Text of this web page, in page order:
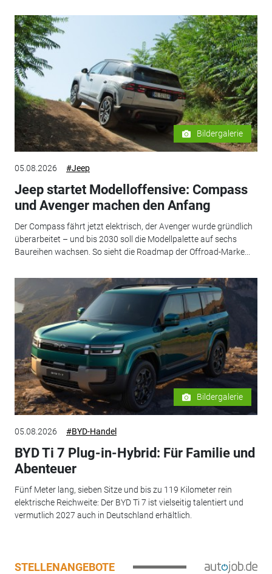
Bildergalerie
05.08.2026 #Jeep
Jeep startet Modelloffensive: Compass
und Avenger machen den Anfang
Der Compass fährt jetzt elektrisch, der Avenger wurde gründlich
überarbeitet – und bis 2030 soll die Modellpalette auf sechs
Baureihen wachsen. So sieht die Roadmap der Offroad-Marke...
Bildergalerie
05.08.2026 #BYD-Handel
BYD Ti 7 Plug-in-Hybrid: Für Familie und
Abenteuer
Fünf Meter lang, sieben Sitze und bis zu 119 Kilometer rein
elektrische Reichweite: Der BYD Ti 7 ist vielseitig talentiert und
vermutlich 2027 auch in Deutschland erhältlich.
STELLENANGEBOTE